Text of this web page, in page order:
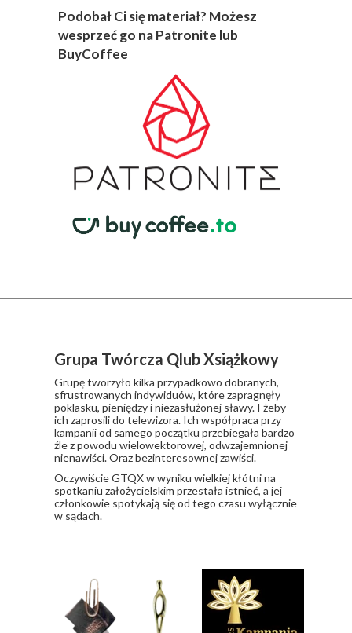
Podobał Ci się materiał? Możesz
wesprzeć go na Patronite lub
BuyCoffee
Grupa Twórcza Qlub Xsiążkowy
Grupę tworzyło kilka przypadkowo dobranych,
sfrustrowanych indywiduów, które zapragnęły
poklasku, pieniędzy i niezasłużonej sławy. I żeby
ich zaprosili do telewizora. Ich współpraca przy
kampanii od samego początku przebiegała bardzo
źle z powodu wielowektorowej, odwzajemnionej
nienawiści. Oraz bezinteresownej zawiści.
​Oczywiście GTQX w wyniku wielkiej kłótni na
spotkaniu założycielskim przestała istnieć, a jej
członkowie spotykają się od tego czasu wyłącznie
w sądach.